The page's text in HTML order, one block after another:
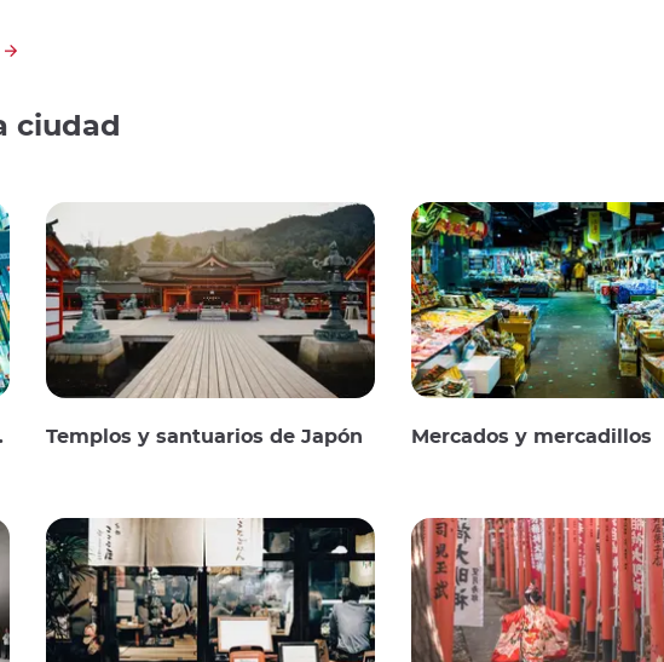
ciudad
Templos y santuarios de Japón Mercados y mercadillos